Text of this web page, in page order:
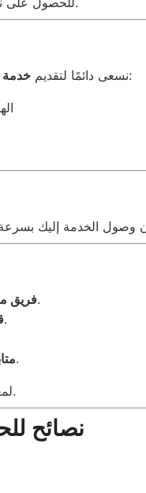
نسعى دائمًا لتقديم خدمة ، حيث يمكنك التواصل معنا لأي استفسار أو حجز صيانة. يمكنكم استخدام الطرق التالية:
الهاتف: 📞
وصول الخدمة إليك
فريق: جميع الفنيين لدينا مدربون على أعلى مستوى لصيانة أجهزة كريازي.
: نستخدم قطع غيار أصلية لضمان استمرار عمل الجهاز.
: نضمن لك خدمة ما بعد الإصلاح ومتابعة أي مشاكل محتملة.
.
نصائح